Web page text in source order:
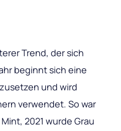
Trend, der sich
beginnt sich eine
und wird
verwendet. So war
2021 wurde Grau